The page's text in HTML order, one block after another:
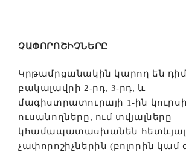
ՉԱՓՈՐՈՇԻՉՆԵՐԸ
Կրթամրցանակին կարող են
բակալավրի 2-րդ, 3-րդ, և
մագիստրատուրայի 1-ին
ուսանողները, ում տվյալները
կհամապատասխանեն հետևյալ
չափորոշիչներին (բոլորին կամ